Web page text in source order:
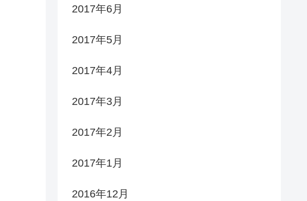
2017年6月
2017年5月
2017年4月
2017年3月
2017年2月
2017年1月
2016年12月